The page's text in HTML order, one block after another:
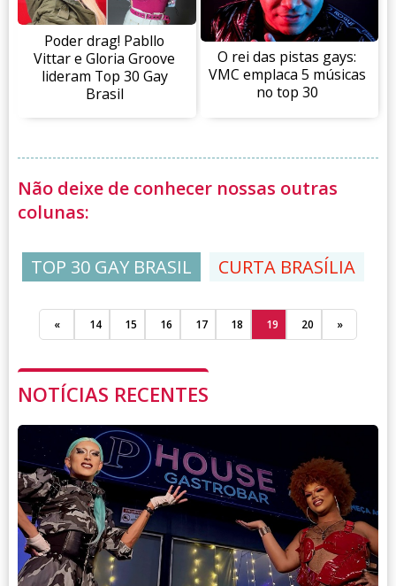
Poder drag! Pabllo
Vittar e Gloria Groove
lideram Top 30 Gay
Brasil
O rei das pistas gays:
VMC emplaca 5 músicas
no top 30
« 14 15 16 17 18 19 20 »
Não deixe de conhecer nossas outras
colunas:
TOP 30 GAY BRASIL CURTA BRASÍLIA
NOTÍCIAS RECENTES